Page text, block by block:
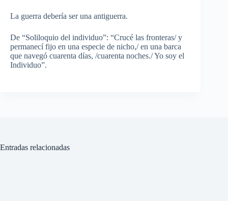
La guerra debería ser una antiguerra.
De “Soliloquio del individuo”: “Crucé las fronteras/ y
permanecí fijo en una especie de nicho,/ en una barca
que navegó cuarenta días, /cuarenta noches./ Yo soy el
Individuo”.
Entradas relacionadas